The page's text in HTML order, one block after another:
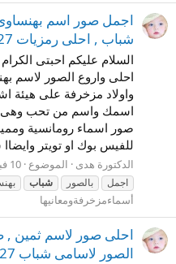
اجمل صور اسم
شباب , احلى رمزيات 2027
السلام عليكم احبتى
احلى واروع الصور لاسم
واولاد مزخرفة على هيئة
اسمك واسم من تحب وهى
صور اسماء رومانسية
للفيس بوك او تويتر
الدكتورة هدى الموضوع 10 فبراير 2016
اجمل
بالصور شباب
أسماءمزخرفةومعانيها
احلى صور لاسم ثمين ,
الصور لاسامى شباب 2027